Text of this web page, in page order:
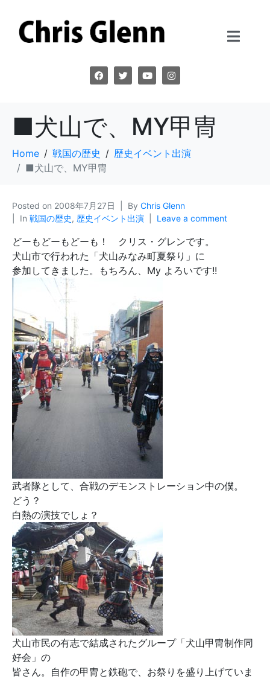
■犬山で、MY甲冑
Home 戦国の歴史
歴史イベント出演
■犬山で、MY甲冑
Posted on 2008年7月27日 By Chris Glenn
In 戦国の歴史, 歴史イベント出演 Leave a comment
どーもどーもどーも！ クリス・グレンです。
犬山市で行われた「犬山みなみ町夏祭り」に
参加してきました。もちろん、My よろいです!!
武者隊として、合戦のデモンストレーション中の僕。
どう？
白熱の演技でしょ？
犬山市民の有志で結成されたグループ「犬山甲冑制作同
好会」の
皆さん。自作の甲冑と鉄砲で、お祭りを盛り上げていま